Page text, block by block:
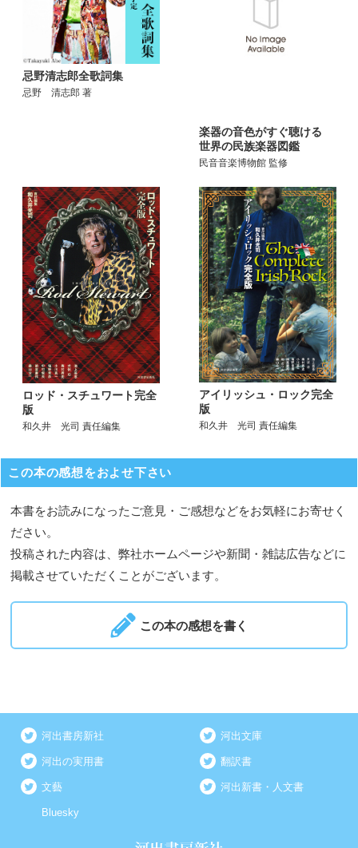
忌野清志郎全歌詞集
忌野 清志郎 著
楽器の音色がすぐ聴ける
世界の民族楽器図鑑
民音音楽博物館 監修
ロッド・スチュワート完全
版
和久井 光司 責任編集
アイリッシュ・ロック完全
版
和久井 光司 責任編集
この本の感想をおよせ下さい
本書をお読みになったご意見・ご感想などをお気軽にお寄せく
ださい。
投稿された内容は、弊社ホームページや新聞・雑誌広告などに
掲載させていただくことがございます。
この本の感想を書く
河出書房新社 河出文庫
河出の実用書 翻訳書
文藝 河出新書・人文書
Bluesky